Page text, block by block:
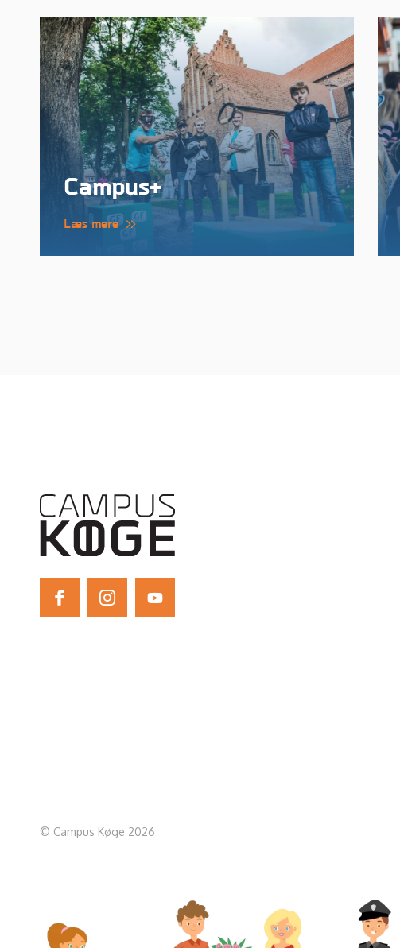
Campus+
Læs mere
© Campus Køge 2026